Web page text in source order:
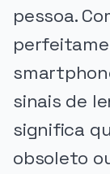
pessoa.
sinais de
significa
obsoleto